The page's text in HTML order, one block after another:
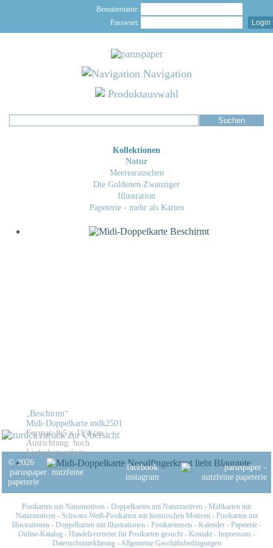
Benutzername:
Passwort:
Navigation
Produktauswahl
Kollektionen
Natur
Meeresrauschen
Die Goldenen Zwanziger
Illustration
Papeterie - mehr als Karten
„Beschirmt“
Midi-Doppelkarte mdk2501
Format: 8,5 x 11,4 cm
Ausrichtung: hoch
Lieferbar: sofort
zurück zur Übersicht
© 2026
paruspaper. nutzfeine
papeterie
facebook
instagram
Postkarten mit Naturmotiven - Doppelkarten mit Naturmotiven - Midikarten mit
Naturmotiven- Schwarz-Weiß-Postkarten mit historischen Motiven- Postkarten mit
Illustrationen - Doppelkarten mit Illustrationen - Postkartensets - Kalender - Papeterie -
Online-Katalog - Handelsvertreter für Postkarten gesucht - Kontakt - Impressum -
Datenschutzerklärung-Allgemeine Geschäftsbedingungen